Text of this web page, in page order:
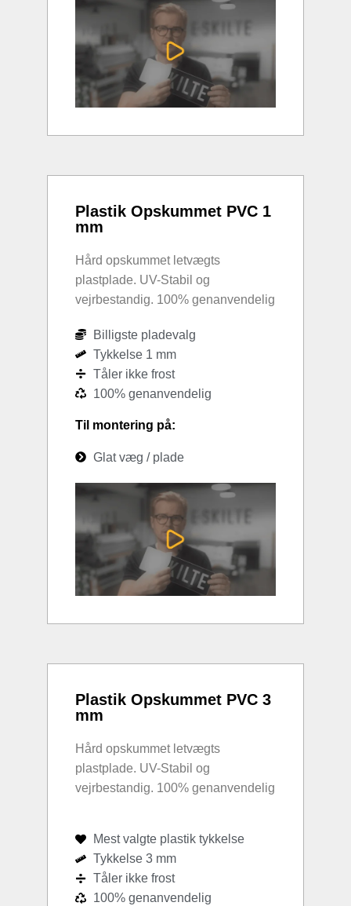
Plastik Opskummet PVC 1
mm
Hård opskummet letvægts
plastplade. UV-Stabil og
vejrbestandig. 100% genanvendelig
Billigste pladevalg
Tykkelse 1 mm
Tåler ikke frost
100% genanvendelig
Til montering på:
Glat væg / plade
Plastik Opskummet PVC 3
mm
Hård opskummet letvægts
plastplade. UV-Stabil og
vejrbestandig. 100% genanvendelig
Mest valgte plastik tykkelse
Tykkelse 3 mm
Tåler ikke frost
100% genanvendelig